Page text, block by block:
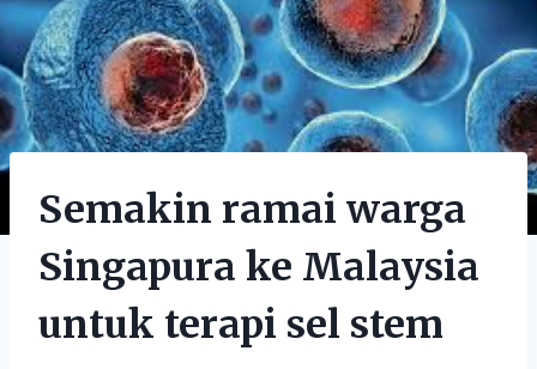
Semakin ramai warga
Singapura ke Malaysia
untuk terapi sel stem